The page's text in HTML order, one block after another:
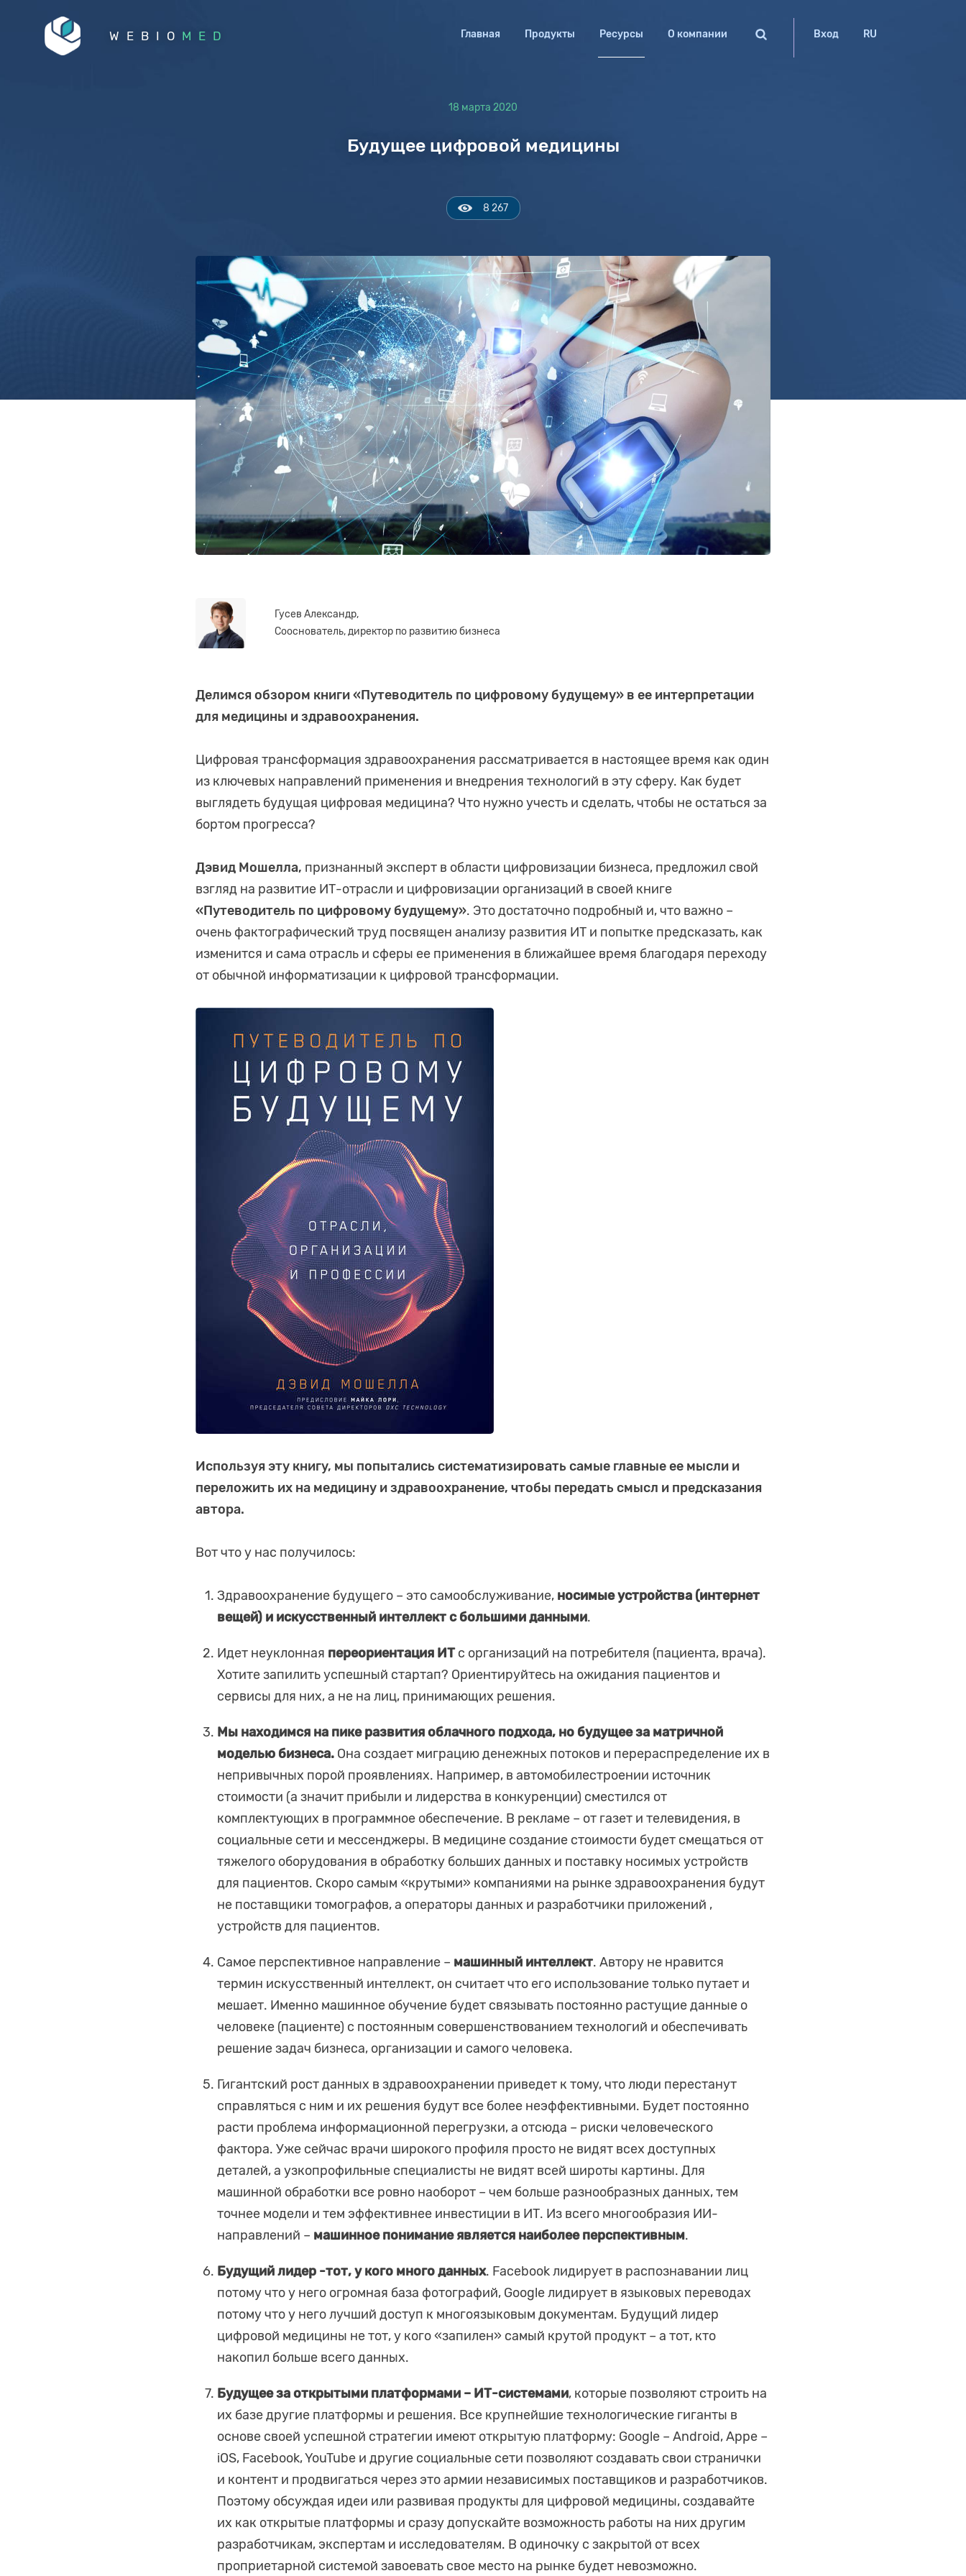
WEBIO MED Главная Продукты Ресурсы О компании Вход RU
18 марта 2020
Будущее цифровой медицины
8 267
Гусев Александр,
Сооснователь, директор по развитию бизнеса
Делимся обзором книги «Путеводитель по цифровому будущему» в ее интерпретации
для медицины и здравоохранения.
Цифровая трансформация здравоохранения рассматривается в настоящее время как один
из ключевых направлений применения и внедрения технологий в эту сферу. Как будет
выглядеть будущая цифровая медицина? Что нужно учесть и сделать, чтобы не остаться за
бортом прогресса?
Дэвид Мошелла, признанный эксперт в области цифровизации бизнеса, предложил свой
взгляд на развитие ИТ-отрасли и цифровизации организаций в своей книге
«Путеводитель по цифровому будущему». Это достаточно подробный и, что важно –
очень фактографический труд посвящен анализу развития ИТ и попытке предсказать, как
изменится и сама отрасль и сферы ее применения в ближайшее время благодаря переходу
от обычной информатизации к цифровой трансформации.
Используя эту книгу, мы попытались систематизировать самые главные ее мысли и
переложить их на медицину и здравоохранение, чтобы передать смысл и предсказания
автора.
Вот что у нас получилось:
Здравоохранение будущего – это самообслуживание, носимые устройства (интернет
вещей) и искусственный интеллект с большими данными.
Идет неуклонная переориентация ИТс организаций на потребителя (пациента, врача).
Хотите запилить успешный стартап? Ориентируйтесь на ожидания пациентов и
сервисы для них, а не на лиц, принимающих решения.
Мы находимся на пике развития облачного подхода, но будущее за матричной
моделью бизнеса. Она создает миграцию денежных потоков и перераспределение их в
непривычных порой проявлениях. Например, в автомобилестроении источник
стоимости (а значит прибыли и лидерства в конкуренции) сместился от
комплектующих в программное обеспечение. В рекламе – от газет и телевидения, в
социальные сети и мессенджеры. В медицине создание стоимости будет смещаться от
тяжелого оборудования в обработку больших данных и поставку носимых устройств
для пациентов. Скоро самым «крутыми» компаниями на рынке здравоохранения будут
не поставщики томографов, а операторы данных и разработчики приложений ,
устройств для пациентов.
Самое перспективное направление – машинный интеллект. Автору не нравится
термин искусственный интеллект, он считает что его использование только путает и
мешает. Именно машинное обучение будет связывать постоянно растущие данные о
человеке (пациенте) с постоянным совершенствованием технологий и обеспечивать
решение задач бизнеса, организации и самого человека.
Гигантский рост данных в здравоохранении приведет к тому, что люди перестанут
справляться с ним и их решения будут все более неэффективными. Будет постоянно
расти проблема информационной перегрузки, а отсюда – риски человеческого
фактора. Уже сейчас врачи широкого профиля просто не видят всех доступных
деталей, а узкопрофильные специалисты не видят всей широты картины. Для
машинной обработки все ровно наоборот – чем больше разнообразных данных, тем
точнее модели и тем эффективнее инвестиции в ИТ. Из всего многообразия ИИ-
направлений – машинное понимание является наиболее перспективным.
Будущий лидер -тот, у кого много данных. Facebook лидирует в распознавании лиц
потому что у него огромная база фотографий, Google лидирует в языковых переводах
потому что у него лучший доступ к многоязыковым документам. Будущий лидер
цифровой медицины не тот, у кого «запилен» самый крутой продукт – а тот, кто
накопил больше всего данных.
Будущее за открытыми платформами – ИТ-системами, которые позволяют строить на
их базе другие платформы и решения. Все крупнейшие технологические гиганты в
основе своей успешной стратегии имеют открытую платформу: Google – Android, Appe –
iOS, Facebook, YouTube и другие социальные сети позволяют создавать свои странички
и контент и продвигаться через это армии независимых поставщиков и разработчиков.
Поэтому обсуждая идеи или развивая продукты для цифровой медицины, создавайте
их как открытые платформы и сразу допускайте возможность работы на них другим
разработчикам, экспертам и исследователям. В одиночку с закрытой от всех
проприетарной системой завоевать свое место на рынке будет невозможно.